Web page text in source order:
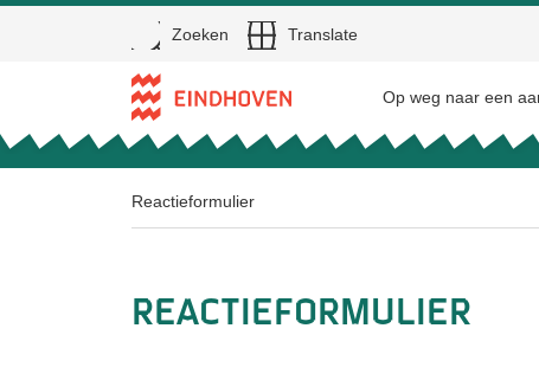
Direct naar de inhoud
Open
Zoeken Translate
Op weg naar een
Reactieformulier
Reactieformulier